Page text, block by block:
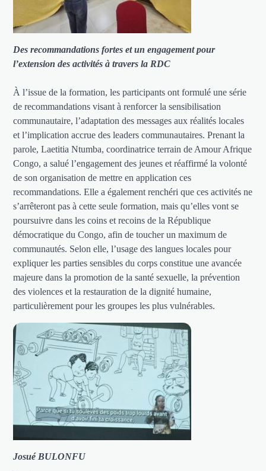
Des recommandations fortes et un engagement pour
l’extension des activités à travers la RDC
À l’issue de la formation, les participants ont formulé une série
de recommandations visant à renforcer la sensibilisation
communautaire, l’adaptation des messages aux réalités locales
et l’implication accrue des leaders communautaires. Prenant la
parole, Laetitia Ntumba, coordinatrice terrain de Amour Afrique
Congo, a salué l’engagement des jeunes et réaffirmé la volonté
de son organisation de mettre en application ces
recommandations. Elle a également renchéri que ces activités ne
s’arrêteront pas à cette seule formation, mais qu’elles vont se
poursuivre dans les coins et recoins de la République
démocratique du Congo, afin de toucher un maximum de
communautés. Selon elle, l’usage des langues locales pour
expliquer les parties sensibles du corps constitue une avancée
majeure dans la promotion de la santé sexuelle, la prévention
des violences et la restauration de la dignité humaine,
particulièrement pour les groupes les plus vulnérables.
Josué BULONFU